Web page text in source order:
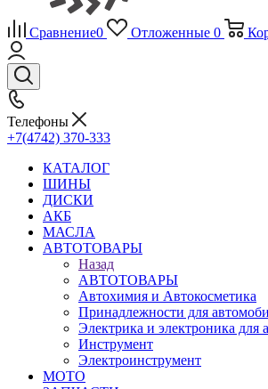
Сравнение0 Отложенные 0
Телефоны
+7(4742) 370-333
КАТАЛОГ
ШИНЫ
ДИСКИ
АКБ
МАСЛА
АВТОТОВАРЫ
Назад
АВТОТОВАРЫ
Автохимия и Автокосметика
Принадлежности для
Электрика и электроника для
Инструмент
Электроинструмент
МОТО